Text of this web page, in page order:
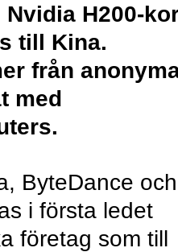
H200-
till Kina.
från
med
ByteDance och
i första ledet
företag som till